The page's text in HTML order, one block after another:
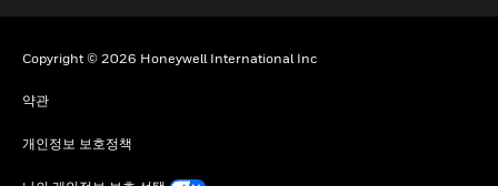
Copyright © 2026 Honeywell International Inc
약관
개인정보 보호정책